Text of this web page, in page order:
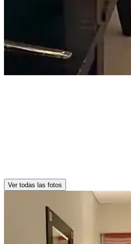
Ver todas las fotos